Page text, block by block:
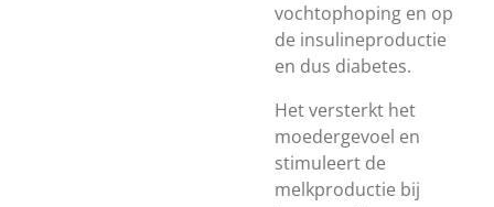
vochtophoping en op
de insulineproductie
en dus diabetes.
Het versterkt het
moedergevoel en
stimuleert de
melkproductie bij